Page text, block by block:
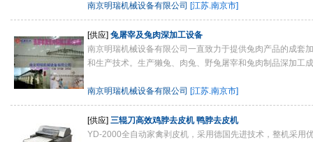
南京明瑞机械设备有限公司 [江苏.南京市]
[供应] 兔屠宰及兔肉深加工设备
南京明瑞机械设备有限公司一直致力于提供兔肉产品的成套
和生产技术。生产獭兔、肉兔、野兔屠宰和兔肉制品深加工
南京明瑞机械设备有限公司 [江苏.南京市]
[供应] 三辊刀高效鸡脖去皮机 鸭脖去皮机
YD-2000全自动家禽剥皮机，采用德国先进技术，整机采用